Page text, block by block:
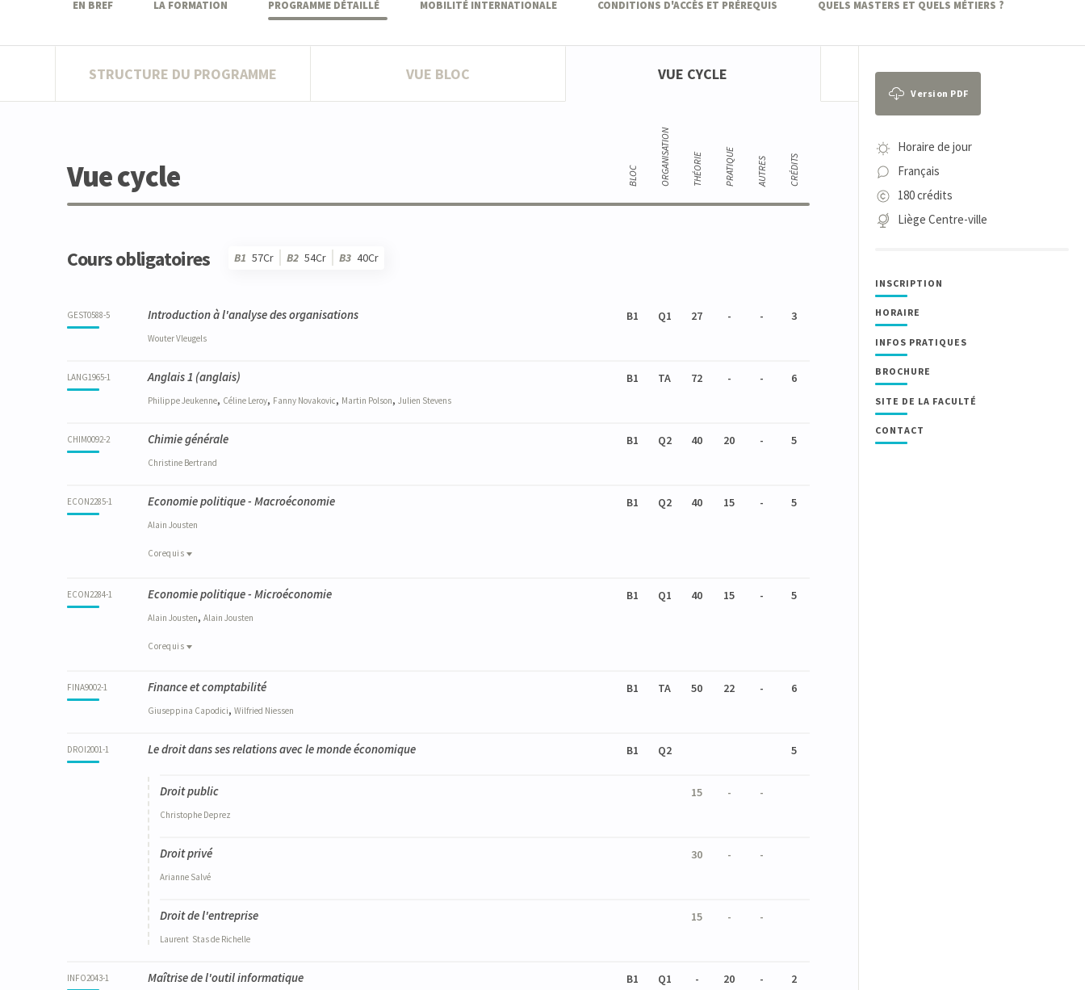
EN BREF LA FORMATION PROGRAMME DÉTAILLÉ MOBILITÉ INTERNATIONALE CONDITIONS D'ACCÈS ET PRÉREQUIS QUELS MASTERS ET QUELS MÉTIERS ?
Version PDF
Horaire de jour
Français
180 crédits
Liège Centre-ville
INSCRIPTION
HORAIRE
INFOS PRATIQUES
BROCHURE
SITE DE LA FACULTÉ
CONTACT
STRUCTURE DU PROGRAMME VUE BLOC VUE CYCLE
Vue cycle BLOC ORGANISATION THÉORIE PRATIQUE AUTRES CRÉDITS
Cours obligatoires B1 57Cr B2 54Cr B3 40Cr
GEST0588-5 Introduction à l'analyse des organisations
WouterVleugels
B1 Q1 27 - - 3
LANG1965-1 Anglais 1 (anglais)
PhilippeJeukenne, Céline Leroy, Fanny Novakovic, Martin Polson, Julien Stevens
B1 TA 72 - - 6
CHIM0092-2 Chimie générale
Christine Bertrand
B1 Q2 40 20 - 5
ECON2285-1 Economie politique - Macroéconomie
Alain Jousten
Corequis
ECON2284-1
Economie politique - Microéconomie
Mathématiques : Analyse infinitésimale
B1 Q2 40 15 - 5
ECON2284-1 Economie politique - Microéconomie
Alain Jousten, Alain Jousten
Corequis
MATH2008-1
Mathématiques : Analyse infinitésimale
B1 Q1 40 15 - 5
FINA9002-1 Finance et comptabilité
Giuseppina Capodici, Wilfried Niessen
B1 TA 50 22 - 6
DROI2001-1 Le droit dans ses relations avec le monde économique B1 Q2 5
Droit public
Christophe Deprez
15 - -
Droit privé
Arianne Salvé
30 - -
Droit de l'entreprise
Laurent Stas de Richelle
15 - -
INFO2043-1 Maîtrise de l'outil informatique B1 Q1 - 20 - 2